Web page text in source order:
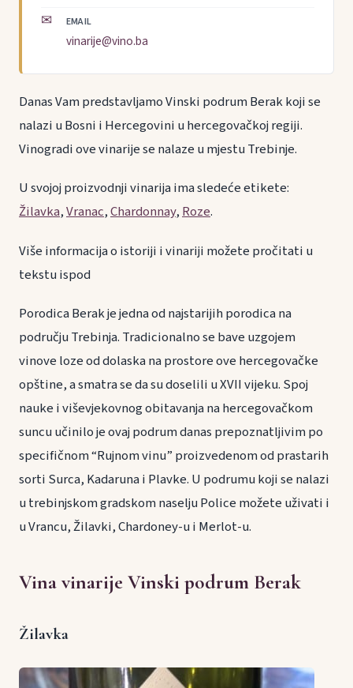
✉ EMAIL
vinarije@vino.ba
Danas Vam predstavljamo Vinski podrum Berak koji se
nalazi u Bosni i Hercegovini u hercegovačkoj regiji.
Vinogradi ove vinarije se nalaze u mjestu Trebinje.
U svojoj proizvodnji vinarija ima sledeće etikete:
Žilavka,Vranac,Chardonnay,Roze.
Više informacija o istoriji i vinariji možete pročitati u
tekstu ispod
Porodica Berak je jedna od najstarijih porodica na
području Trebinja. Tradicionalno se bave uzgojem
vinove loze od dolaska na prostore ove hercegovačke
opštine, a smatra se da su doselili u XVII vijeku. Spoj
nauke i viševjekovnog obitavanja na hercegovačkom
suncu učinilo je ovaj podrum danas prepoznatljivim po
specifičnom “Rujnom vinu” proizvedenom od prastarih
sorti Surca, Kadaruna i Plavke. U podrumu koji se nalazi
u trebinjskom gradskom naselju Police možete uživati i
u Vrancu, Žilavki, Chardoney-u i Merlot-u.
Vina vinarije Vinski podrum Berak
Žilavka